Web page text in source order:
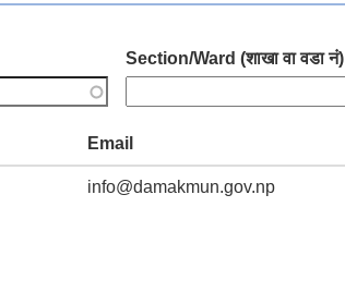
Section/Ward (शाखा वा वडा नं)
Email
info@damakmun.gov.np